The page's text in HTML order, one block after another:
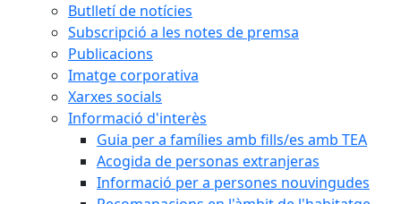
Butlletí de notícies
Subscripció a les notes de premsa
Publicacions
Imatge corporativa
Xarxes socials
Informació d'interès
Guia per a famílies amb fills/es amb TEA
Acogida de personas extranjeras
Informació per a persones nouvingudes